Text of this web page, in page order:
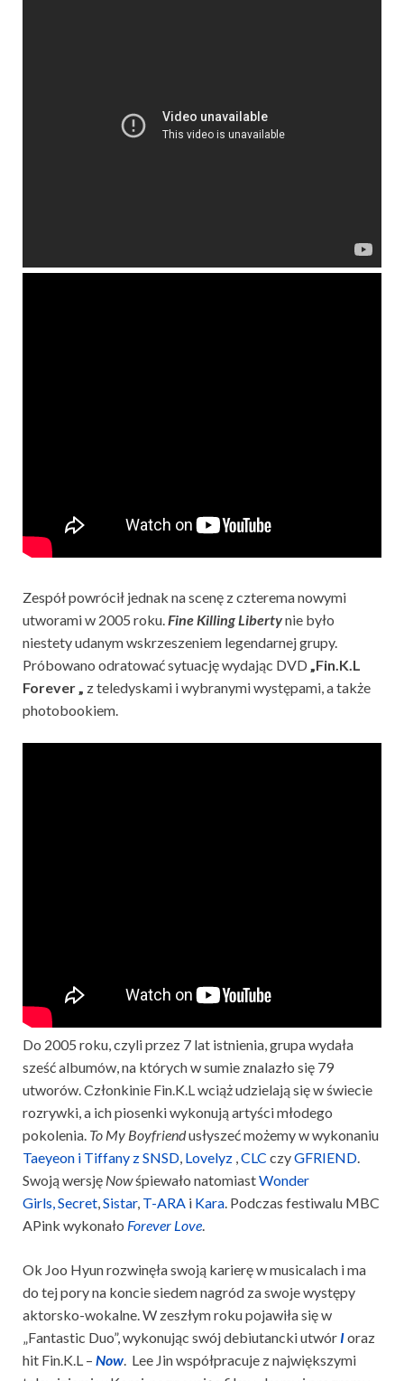
Zespół powrócił jednak na scenę z czterema nowymi
utworami w 2005 roku.Fine Killing Libertynie było
niestety udanym wskrzeszeniem legendarnej grupy.
Próbowano odratować sytuację wydając DVD „Fin.K.L
Forever „ z teledyskami i wybranymi występami, a także
photobookiem.
Do 2005 roku, czyli przez 7 lat istnienia, grupa wydała
sześć albumów, na których w sumie znalazło się 79
utworów. Członkinie Fin.K.L wciąż udzielają się w świecie
rozrywki, a ich piosenki wykonują artyści młodego
pokolenia. To My Boyfriendusłyszeć możemy w wykonaniu
Taeyeon i Tiffany z SNSD, Lovelyz ,CLC czyGFRIEND.
Swoją wersję Nowśpiewało natomiastWonder
Girls,Secret,Sistar, T-ARA i Kara. Podczas festiwalu MBC
APink wykonało Forever Love.
Ok Joo Hyun rozwinęła swoją karierę w musicalach i ma
do tej pory na koncie siedem nagród za swoje występy
aktorsko-wokalne. W zeszłym roku pojawiła się w
„Fantastic Duo”, wykonując swój debiutancki utwór Ioraz
hit Fin.K.L – Now. Lee Jin współpracuje z największymi